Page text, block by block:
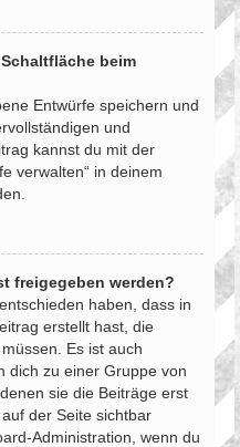
beim
Entwürfe speichern und
und
kannst du mit der
verwalten“ in deinem
freigegeben werden?
haben, dass in
erstellt hast, die
Es ist auch
dich zu einer Gruppe von
sie die Beiträge erst
der Seite sichtbar
Administration, wenn du